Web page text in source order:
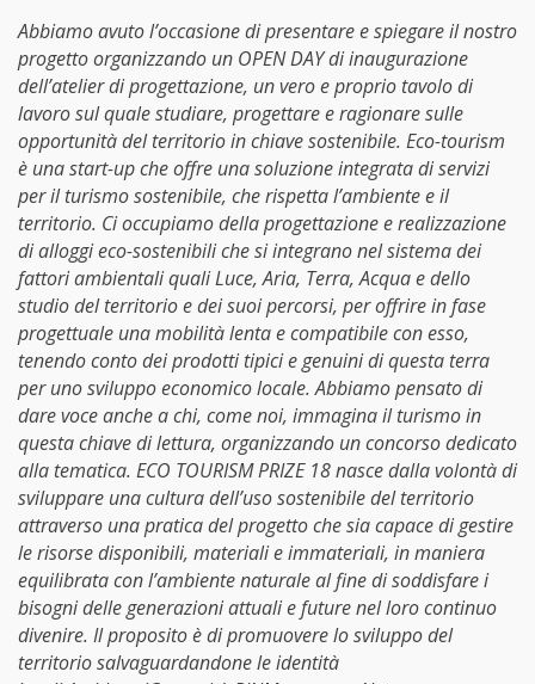
Abbiamo avuto l’occasione di presentare e spiegare il nostro
progetto organizzando un OPEN DAY di inaugurazione
dell’atelier di progettazione, un vero e proprio tavolo di
lavoro sul quale studiare, progettare e ragionare sulle
opportunità del territorio in chiave sostenibile. Eco-tourism
è una start-up che offre una soluzione integrata di servizi
per il turismo sostenibile, che rispetta l’ambiente e il
territorio. Ci occupiamo della progettazione e realizzazione
di alloggi eco-sostenibili che si integrano nel sistema dei
fattori ambientali quali Luce, Aria, Terra, Acqua e dello
studio del territorio e dei suoi percorsi, per offrire in fase
progettuale una mobilità lenta e compatibile con esso,
tenendo conto dei prodotti tipici e genuini di questa terra
per uno sviluppo economico locale. Abbiamo pensato di
dare voce anche a chi, come noi, immagina il turismo in
questa chiave di lettura, organizzando un concorso dedicato
alla tematica. ECO TOURISM PRIZE 18 nasce dalla volontà di
sviluppare una cultura dell’uso sostenibile del territorio
attraverso una pratica del progetto che sia capace di gestire
le risorse disponibili, materiali e immateriali, in maniera
equilibrata con l’ambiente naturale al fine di soddisfare i
bisogni delle generazioni attuali e future nel loro continuo
divenire. Il proposito è di promuovere lo sviluppo del
territorio salvaguardandone le identità